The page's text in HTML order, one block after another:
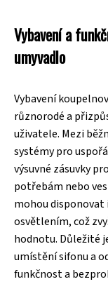
Vybavení a
umyvadlo
Vybavení
různorodé a
uživatele. Mezi
systémy pro
výsuvné zásuvky
potřebám nebo
mohou
osvětlením, což
hodnotu. Důležité
umístění sifonu a
funkčnost a